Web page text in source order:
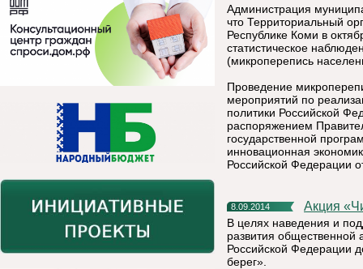
Администрация
что Территориальный
Республике Коми в
статистическое
(микроперепись
Проведение
мероприятий по
политики Российской
распоряжением
государственной
инновационная
Российской Федерации
8.09.2014 Акция
В целях наведения и
развития общественной
Российской Федерации
берег».